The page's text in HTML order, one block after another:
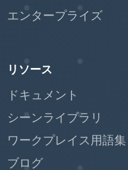
エンタープライズ
リソース
ドキュメント
シーンライブラリ
ワークプレイス用語集
ブログ